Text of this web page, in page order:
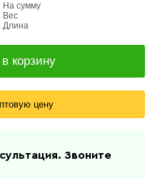
На сумму
Вес
Длина
корзину
цену
Звоните